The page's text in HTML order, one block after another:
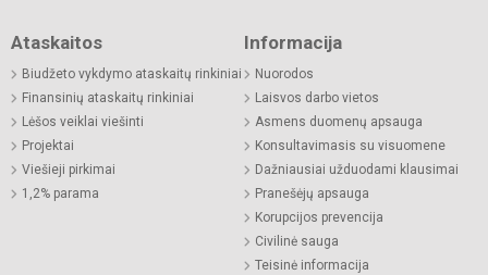
Ataskaitos
Biudžeto vykdymo ataskaitų rinkiniai
Finansinių ataskaitų rinkiniai
Lėšos veiklai viešinti
Projektai
Viešieji pirkimai
1,2% parama
Informacija
Nuorodos
Laisvos darbo vietos
Asmens duomenų apsauga
Konsultavimasis su visuomene
Dažniausiai užduodami klausimai
Pranešėjų apsauga
Korupcijos prevencija
Civilinė sauga
Teisinė informacija